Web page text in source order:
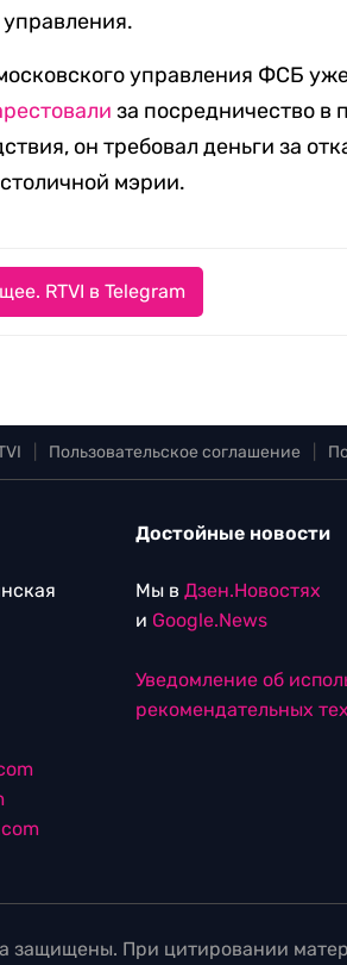
управления ФСБ
за посредничество в
он требовал деньги за
мэрии.
RTVI в Telegram
Пользовательское соглашение
Достойные новости
Мы в Дзен.Новостях
и Google.News
Уведомление об
рекомендательных
При цитировании